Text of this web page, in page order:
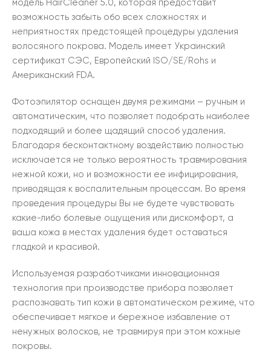
модель HairCleaner 5.0, которая предоставит
возможность забыть обо всех сложностях и
неприятностях предстоящей процедуры удаления
волосяного покрова. Модель имеет Украинский
сертификат СЭС, Европейский ISO/SE/Rohs и
Американский FDA.
Фотоэпилятор оснащен двумя режимами – ручным и
автоматическим, что позволяет подобрать наиболее
подходящий и более щадящий способ удаления.
Благодаря бесконтактному воздействию полностью
исключается не только вероятность травмирования
нежной кожи, но и возможности ее инфицирования,
приводящая к воспалительным процессам. Во время
проведения процедуры Вы не будете чувствовать
какие-либо болевые ощущения или дискомфорт, а
ваша кожа в местах удаления будет оставаться
гладкой и красивой.
Используемая разработчиками инновационная
технология при производстве прибора позволяет
распознавать тип кожи в автоматическом режиме, что
обеспечивает мягкое и бережное избавление от
ненужных волосков, не травмируя при этом кожные
покровы.